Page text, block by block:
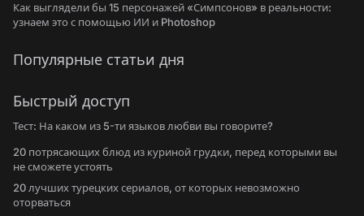
Как выглядели бы 15 персонажей «Симпсонов» в реальности:
узнаем это с помощью ИИ и Photoshop
Популярные статьи дня
Быстрый доступ
Тест: На каком из 5-ти языков любви вы говорите?
20 потрясающих блюд из куриной грудки, перед которыми вы
не сможете устоять
20 лучших турецких сериалов, от которых невозможно
оторваться